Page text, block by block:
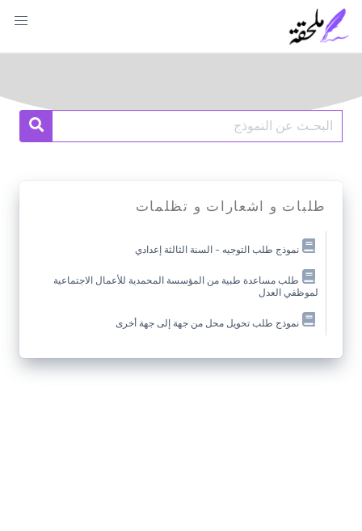
Search
طلبات و اشعارات و تظلمات
نموذج طلب التوجيه – السنة الثالثة إعدادي
طلب مساعدة طبية من المؤسسة المحمدية للأعمال الاجتماعية
لموظفي العدل
نموذج طلب تحويل محل من جهة إلى جهة أخرى